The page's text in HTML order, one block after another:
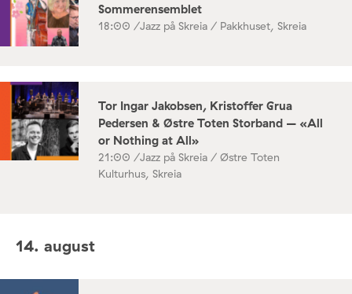
Sommerensemblet
18:00 /Jazz på Skreia / Pakkhuset, Skreia
Tor Ingar Jakobsen, Kristoffer Grua
Pedersen & Østre Toten Storband – «All
or Nothing at All»
21:00 /Jazz på Skreia / Østre Toten
Kulturhus, Skreia
14. august